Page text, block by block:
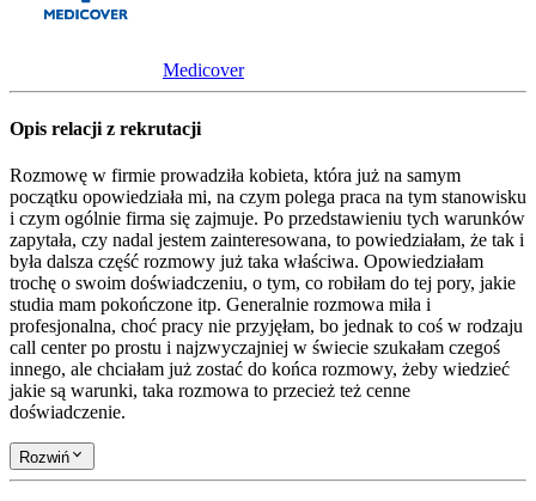
Medicover
Opis relacji z rekrutacji
Rozmowę w firmie prowadziła kobieta, która już na samym
początku opowiedziała mi, na czym polega praca na tym stanowisku
i czym ogólnie firma się zajmuje. Po przedstawieniu tych warunków
zapytała, czy nadal jestem zainteresowana, to powiedziałam, że tak i
była dalsza część rozmowy już taka właściwa. Opowiedziałam
trochę o swoim doświadczeniu, o tym, co robiłam do tej pory, jakie
studia mam pokończone itp. Generalnie rozmowa miła i
profesjonalna, choć pracy nie przyjęłam, bo jednak to coś w rodzaju
call center po prostu i najzwyczajniej w świecie szukałam czegoś
innego, ale chciałam już zostać do końca rozmowy, żeby wiedzieć
jakie są warunki, taka rozmowa to przecież też cenne
doświadczenie.
Rozwiń